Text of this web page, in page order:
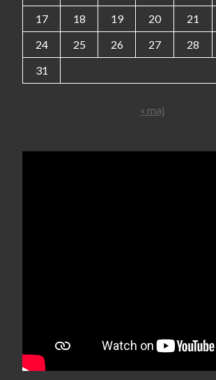
17
18 19 20 21
24
25 26 27 28
31
« maj